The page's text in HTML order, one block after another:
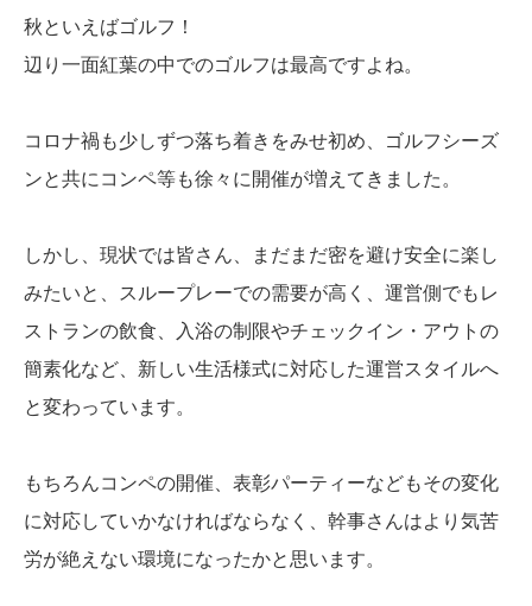
秋といえばゴルフ！
辺り一面紅葉の中でのゴルフは最高ですよね。
コロナ禍も少しずつ落ち着きをみせ初め、ゴルフシーズ
ンと共にコンペ等も徐々に開催が増えてきました。
しかし、現状では皆さん、まだまだ密を避け安全に楽し
みたいと、スループレーでの需要が高く、運営側でもレ
ストランの飲食、入浴の制限やチェックイン・アウトの
簡素化など、新しい生活様式に対応した運営スタイルへ
と変わっています。
もちろんコンペの開催、表彰パーティーなどもその変化
に対応していかなければならなく、幹事さんはより気苦
労が絶えない環境になったかと思います。